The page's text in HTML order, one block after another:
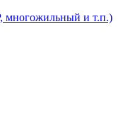
многожильный и т.п.)